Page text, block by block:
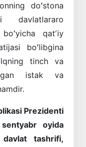
doʻstona
davlatlararo
qatʼiy
boʻlibgina
tinch va
istak va
Prezidenti
oyida
davlat tashrifi,